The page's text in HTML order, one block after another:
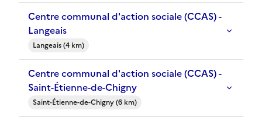
Centre communal d'action sociale (CCAS) -
Langeais
Langeais (4 km)
Centre communal d'action sociale (CCAS) -
Saint-Étienne-de-Chigny
Saint-Étienne-de-Chigny (6 km)